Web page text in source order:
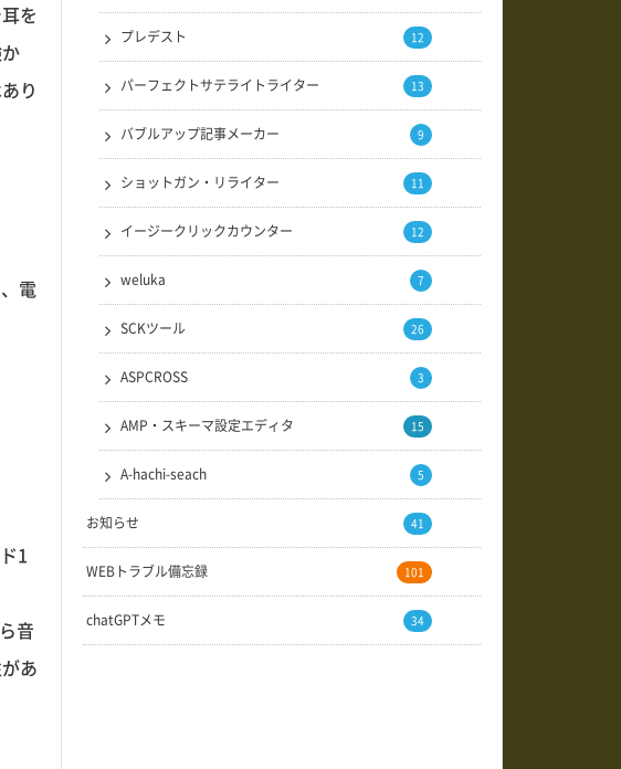
を
り
電
1
音
あ
プレデスト 12
パーフェクトサテライトライター 13
バブルアップ記事メーカー 9
ショットガン・リライター 11
イージークリックカウンター 12
weluka 7
SCKツール 26
ASPCROSS 3
AMP・スキーマ設定エディタ 15
A-hachi-seach 5
お知らせ 41
WEBトラブル備忘録 101
chatGPTメモ 34